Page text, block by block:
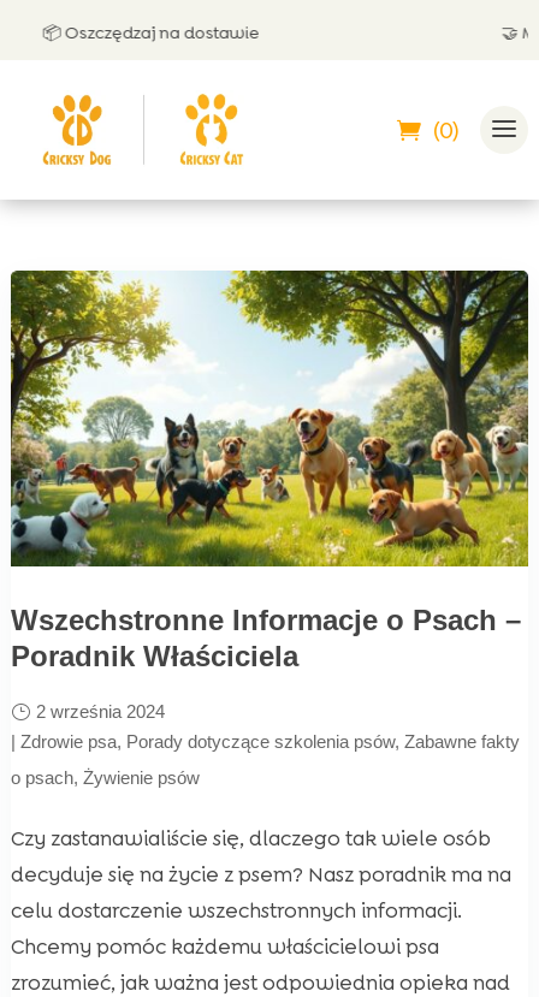
Oszczędzaj na dostawie 🤝 Możesz
(0)
Wszechstronne Informacje o Psach –
Poradnik Właściciela
2 września 2024
| Zdrowie psa, Porady dotyczące szkolenia psów, Zabawne fakty
o psach, Żywienie psów
Czy zastanawialiście się, dlaczego tak wiele osób
decyduje się na życie z psem? Nasz poradnik ma na
celu dostarczenie wszechstronnych informacji.
Chcemy pomóc każdemu właścicielowi psa
zrozumieć, jak ważna jest odpowiednia opieka nad